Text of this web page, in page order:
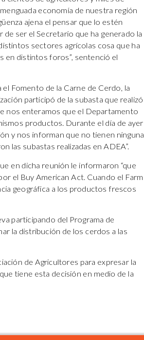
economía de nuestra región
ajena el pensar que lo estén
ser el Secretario que ha generado la
sectores agrícolas cosa que ha
en distintos foros”, sentenció el
Fomento de la Carne de Cerdo, la
participó de la subasta que realizó
nos enteramos que el Departamento
productos. Durante el día de ayer
y nos informan que no tienen ninguna
las subastas realizadas en ADEA”.
en dicha reunión le informaron “que
el Buy American Act. Cuando el Farm
geográfica a los productos frescos
participando del Programa de
la distribución de los cerdos a las
de Agricultores para expresar la
tiene esta decisión en medio de la